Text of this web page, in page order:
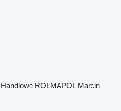
ROLMAPOL Marcin